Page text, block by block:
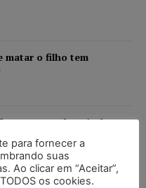
matar o filho tem
na compra de veículos
para fornecer a
suas
Ao clicar em “Aceitar”,
os cookies.